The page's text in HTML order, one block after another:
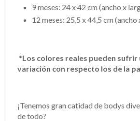
9 meses: 24 x 42 cm (ancho x
12 meses: 25,5 x 44,5 cm (ancho
*Los colores reales pueden sufrir
variación con respecto los de la
¡Tenemos gran catidad de bodys
de todo?